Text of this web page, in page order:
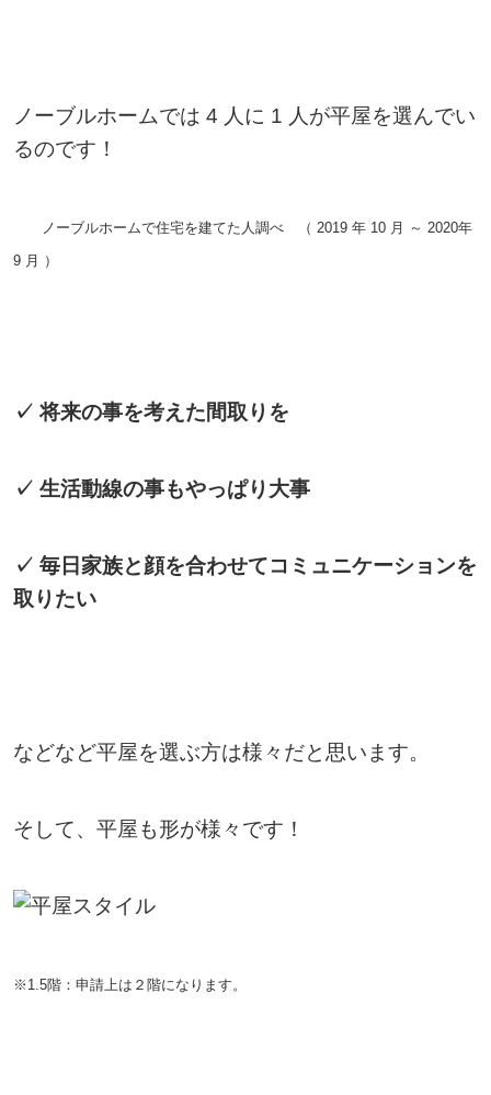
ノーブルホームでは 4 人に 1 人が平屋を選んでい
るのです！
ノーブルホームで住宅を建てた人調べ （ 2019 年 10 月 ～ 2020年
9 月 ）
✓ 将来の事を考えた間取りを
✓ 生活動線の事もやっぱり大事
✓ 毎日家族と顔を合わせてコミュニケーションを
取りたい
などなど平屋を選ぶ方は様々だと思います。
そして、平屋も形が様々です！
※1.5階：申請上は２階になります。